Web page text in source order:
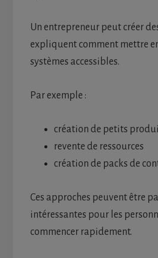
Un entrepreneur peut créer
expliquent comment mettre
systèmes accessibles.
Par exemple :
création de petits
revente de ressources
création de packs de
Ces approches peuvent être
intéressantes pour les
commencer rapidement.